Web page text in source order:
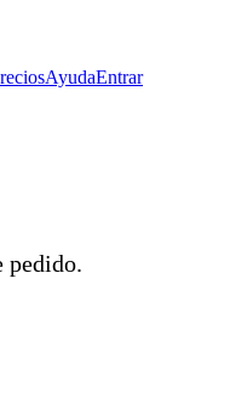
AyudaEntrar
pedido.